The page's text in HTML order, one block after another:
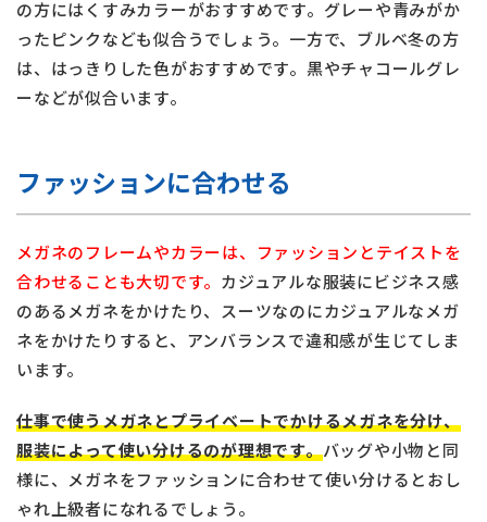
の方にはくすみカラーがおすすめです。グレーや青みがか
ったピンクなども似合うでしょう。一方で、ブルベ冬の方
は、はっきりした色がおすすめです。黒やチャコールグレ
ーなどが似合います。
ファッションに合わせる
メガネのフレームやカラーは、ファッションとテイストを
合わせることも大切です。 カジュアルな服装にビジネス感
のあるメガネをかけたり、スーツなのにカジュアルなメガ
ネをかけたりすると、アンバランスで違和感が生じてしま
います。
仕事で使うメガネとプライベートでかけるメガネを分け、
服装によって使い分けるのが理想です。バッグや小物と同
様に、メガネをファッションに合わせて使い分けるとおし
ゃれ上級者になれるでしょう。